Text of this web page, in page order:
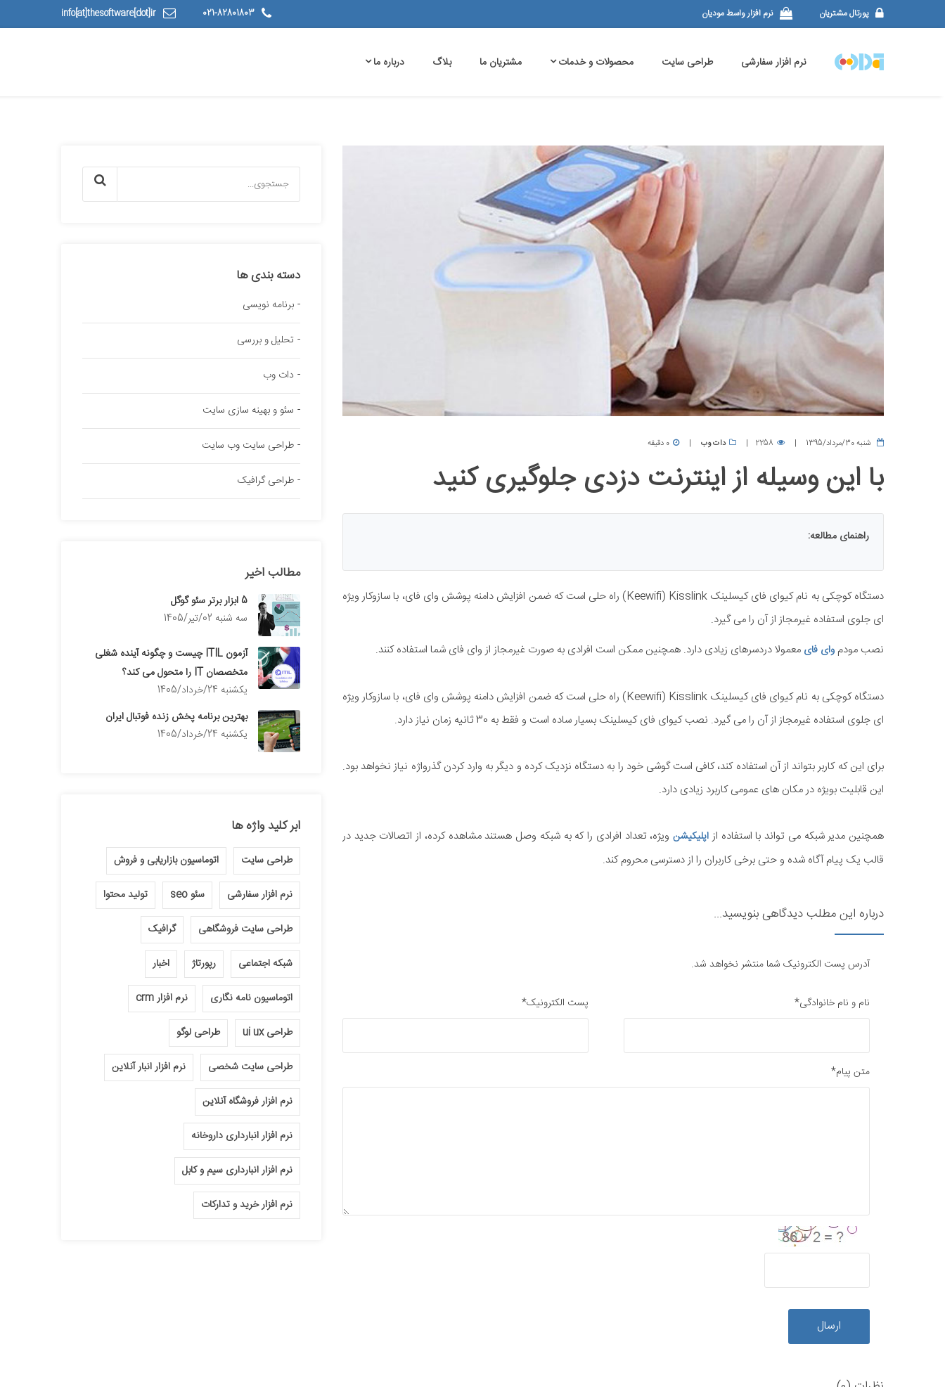
پورتال مشتریان نرم افزار واسط مودیان 021-82801803
info[at]thesoftware[dot]ir
نرم افزار سفارشی طراحی سایت محصولات و خدمات مشتریان ما بلاگ درباره ما
شنبه 30/مرداد/1395 2258 دات وب 0 دقیقه
با این وسیله از اینترنت دزدی جلوگیری کنید
راهنمای مطالعه:
دستگاه کوچکی به نام کیوای فای کیسلینک Keewifi) Kisslink) راه حلی است که ضمن افزایش دامنه پوشش وای فای، با سازوکار ویژه
ای جلوی استفاده غیرمجاز از آن را می گیرد.
نصب مودم وای فای معمولا دردسرهای زیادی دارد. همچنین ممکن است افرادی به صورت غیرمجاز از وای فای شما استفاده کنند.
دستگاه کوچکی به نام کیوای فای کیسلینک Keewifi) Kisslink) راه حلی است که ضمن افزایش دامنه پوشش وای فای، با سازوکار ویژه
ای جلوی استفاده غیرمجاز از آن را می گیرد. نصب کیوای فای کیسلینک بسیار ساده است و فقط به 30 ثانیه زمان نیاز دارد.
برای این که کاربر بتواند از آن استفاده کند، کافی است گوشی خود را به دستگاه نزدیک کرده و دیگر به وارد کردن گذرواژه نیاز نخواهد بود.
این قابلیت بویژه در مکان های عمومی کاربرد زیادی دارد.
همچنین مدیر شبکه می تواند با استفاده از اپلیکیشنویژه، تعداد افرادی را که به شبکه وصل هستند مشاهده کرده، از اتصالات جدید در
قالب یک پیام آگاه شده و حتی برخی کاربران را از دسترسی محروم کند.
درباره این مطلب دیدگاهی بنویسید...
آدرس پست الکترونیک شما منتشر نخواهد شد.
نام و نام خانوادگی* پست الکترونیک*
متن پیام*
ارسال
دسته بندی ها
برنامه نویسی
تحلیل و بررسی
دات وب
سئو و بهینه سازی سایت
طراحی سایت وب سایت
طراحی گرافیک
مطالب اخیر
5 ابزار برتر سئو گوگل
سه شنبه 02/تیر/1405
آزمون ITIL چیست و چگونه آینده شغلی
متخصصان IT را متحول می کند؟
يكشنبه 24/خرداد/1405
بهترین برنامه پخش زنده فوتبال ایران
يكشنبه 24/خرداد/1405
ابر کلید واژه ها
طراحی سایت اتوماسیون بازاریابی و فروش
نرم افزار سفارشی سئو seo تولید محتوا
طراحی سایت فروشگاهی گرافیک
شبکه اجتماعی رپورتاژ اخبار
اتوماسیون نامه نگاری نرم افزار crm
طراحی ui ux طراحی لوگو
طراحی سایت شخصی نرم افزار انبار آنلاین
نرم افزار فروشگاه آنلاین
نرم افزار انبارداری داروخانه
نرم افزار انبارداری سیم و کابل
نرم افزار خرید و تدارکات